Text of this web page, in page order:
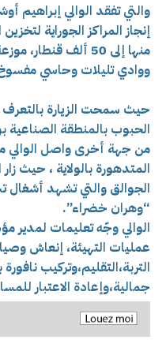
والتي تفقد الوالي إبراهيم
إنجاز المراكز الجوراية
منها إلى 50 ألف
ووادي تليلات وحاسي
حيث سمحت الزيارة بالتعرف
الحبوب بالمنطقة الصناعية
من جهة أخرى واصل الوالي
المتدهورة بالولاية ، حيث
الجوالق والتي تشهد أشغال
“وهران خضراء”.
الوالي وجّه تعليمات
عمليات التهيئة، إنعاش
التربة،التقليم،وتركيب
جمالية،وإعادة الاعتبار